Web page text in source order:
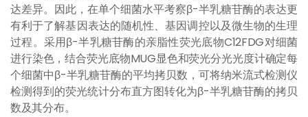
达差异。因此，在单个细菌水平考察β-半乳糖苷酶的表达更
有利于了解基因表达的随机性、基因调控以及微生物的生理
过程。采用β-半乳糖苷酶的亲脂性荧光底物C12FDG对细菌
进行染色，结合荧光底物MUG显色和荧光分光光度计确定每
个细菌中β-半乳糖苷酶的平均拷贝数，可将纳米流式检测仪
检测得到的荧光统计分布直方图转化为β-半乳糖苷酶的拷贝
数及其分布。